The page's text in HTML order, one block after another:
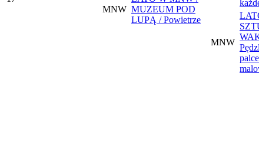
MNW MUZEUM POD
LUPĄ / Powietrze
MNW